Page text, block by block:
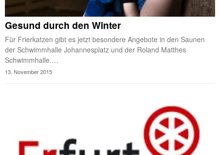
Gesund durch den Winter
Für Frierkatzen gibt es jetzt besondere Angebote in den Saunen
der Schwimmhalle Johannesplatz und der Roland Matthes
Schwimmhalle.…
13. November 2015